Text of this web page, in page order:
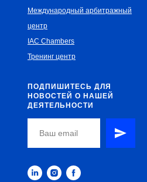
Международный арбитражный
центр
IAC Chambers
Тренинг центр
ПОДПИШИТЕСЬ ДЛЯ
НОВОСТЕЙ О НАШЕЙ
ДЕЯТЕЛЬНОСТИ